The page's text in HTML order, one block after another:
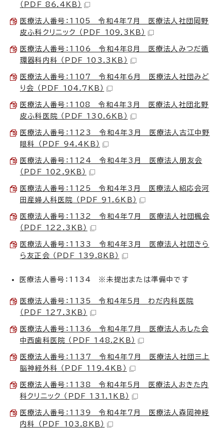
（PDF 86.4KB）
医療法人番号：1105 令和4年7月 医療法人社団岡野
皮ふ科クリニック （PDF 109.3KB）
医療法人番号：1106 令和4年8月 医療法人みつだ循
環器科内科 （PDF 103.3KB）
医療法人番号：1107 令和4年6月 医療法人社団みど
り会 （PDF 104.7KB）
医療法人番号：1108 令和4年3月 医療法人社団北野
皮ふ科医院 （PDF 130.6KB）
医療法人番号：1123 令和4年3月 医療法人古江中野
眼科 （PDF 94.4KB）
医療法人番号：1124 令和4年3月 医療法人朋友会
（PDF 102.9KB）
医療法人番号：1125 令和4年3月 医療法人紹応会河
田産婦人科医院 （PDF 91.6KB）
医療法人番号：1132 令和4年7月 医療法人社団楓会
（PDF 122.3KB）
医療法人番号：1133 令和4年3月 医療法人社団きら
ら友正会 （PDF 139.8KB）
医療法人番号：1134 ※未提出または準備中です
医療法人番号：1135 令和4年5月 わだ内科医院
（PDF 127.3KB）
医療法人番号：1136 令和4年7月 医療法人あした会
中西歯科医院 （PDF 148.2KB）
医療法人番号：1137 令和4年7月 医療法人社団三上
脳神経外科 （PDF 119.4KB）
医療法人番号：1138 令和4年5月 医療法人おきた内
科クリニック （PDF 131.1KB）
医療法人番号：1139 令和4年7月 医療法人森岡神経
内科 （PDF 103.8KB）